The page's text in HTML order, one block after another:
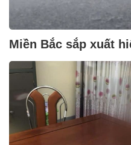
Miền Bắc sắp xuất